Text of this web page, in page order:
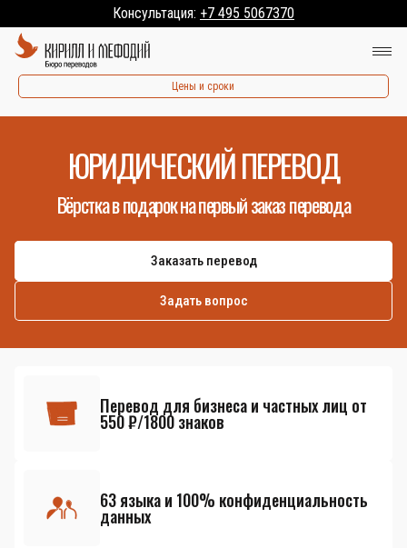
Консультация: +7 495 5067370
Цены и сроки
ЮРИДИЧЕСКИЙ ПЕРЕВОД
Вёрстка в подарок на первый заказ перевода
Заказать перевод
Задать вопрос
Перевод для бизнеса и частных лиц от
550 ₽/1800 знаков
63 языка и 100% конфиденциальность
данных